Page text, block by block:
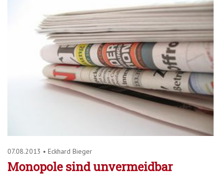
07.08.2013 • Eckhard Bieger
Monopole sind unvermeidbar